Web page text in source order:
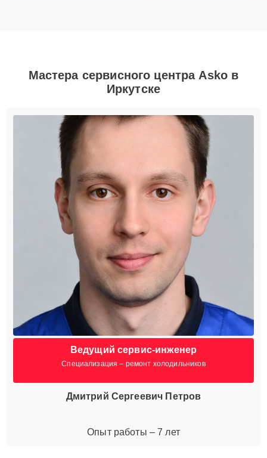
Мастера сервисного центра Asko в
Иркутске
Ведущий сервис-инженер
Специализация – ремонт холодильников
Дмитрий Сергеевич Петров
Опыт работы – 7 лет